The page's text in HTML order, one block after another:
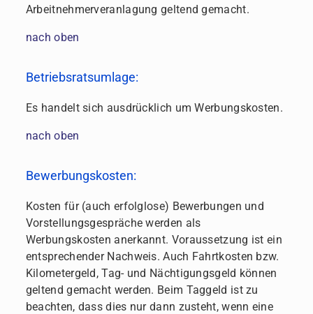
Arbeitnehmerveranlagung geltend gemacht.
nach oben
Betriebsratsumlage:
Es handelt sich ausdrücklich um Werbungskosten.
nach oben
Bewerbungskosten:
Kosten für (auch erfolglose) Bewerbungen und
Vorstellungsgespräche werden als
Werbungskosten anerkannt. Voraussetzung ist ein
entsprechender Nachweis. Auch Fahrtkosten bzw.
Kilometergeld, Tag- und Nächtigungsgeld können
geltend gemacht werden. Beim Taggeld ist zu
beachten, dass dies nur dann zusteht, wenn eine